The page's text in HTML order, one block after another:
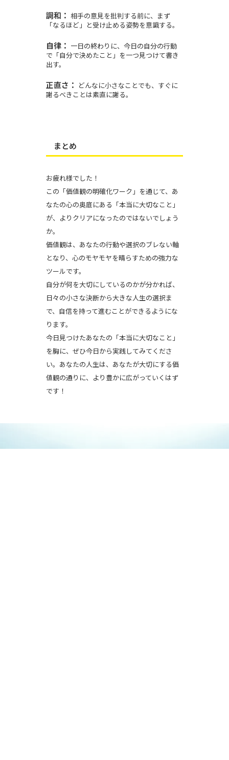
調和： 相手の意見を批判する前に、まず
「なるほど」と受け止める姿勢を意識する。
自律： 一日の終わりに、今日の自分の行動
で「自分で決めたこと」を一つ見つけて書き
出す。
正直さ： どんなに小さなことでも、すぐに
謝るべきことは素直に謝る。
まとめ
お疲れ様でした！
この「価値観の明確化ワーク」を通じて、あ
なたの心の奥底にある「本当に大切なこと」
が、よりクリアになったのではないでしょう
か。
価値観は、あなたの行動や選択のブレない軸
となり、心のモヤモヤを晴らすための強力な
ツールです。
自分が何を大切にしているのかが分かれば、
日々の小さな決断から大きな人生の選択ま
で、自信を持って進むことができるようにな
ります。
今日見つけたあなたの「本当に大切なこと」
を胸に、ぜひ今日から実践してみてくださ
い。あなたの人生は、あなたが大切にする価
値観の通りに、より豊かに広がっていくはず
です！